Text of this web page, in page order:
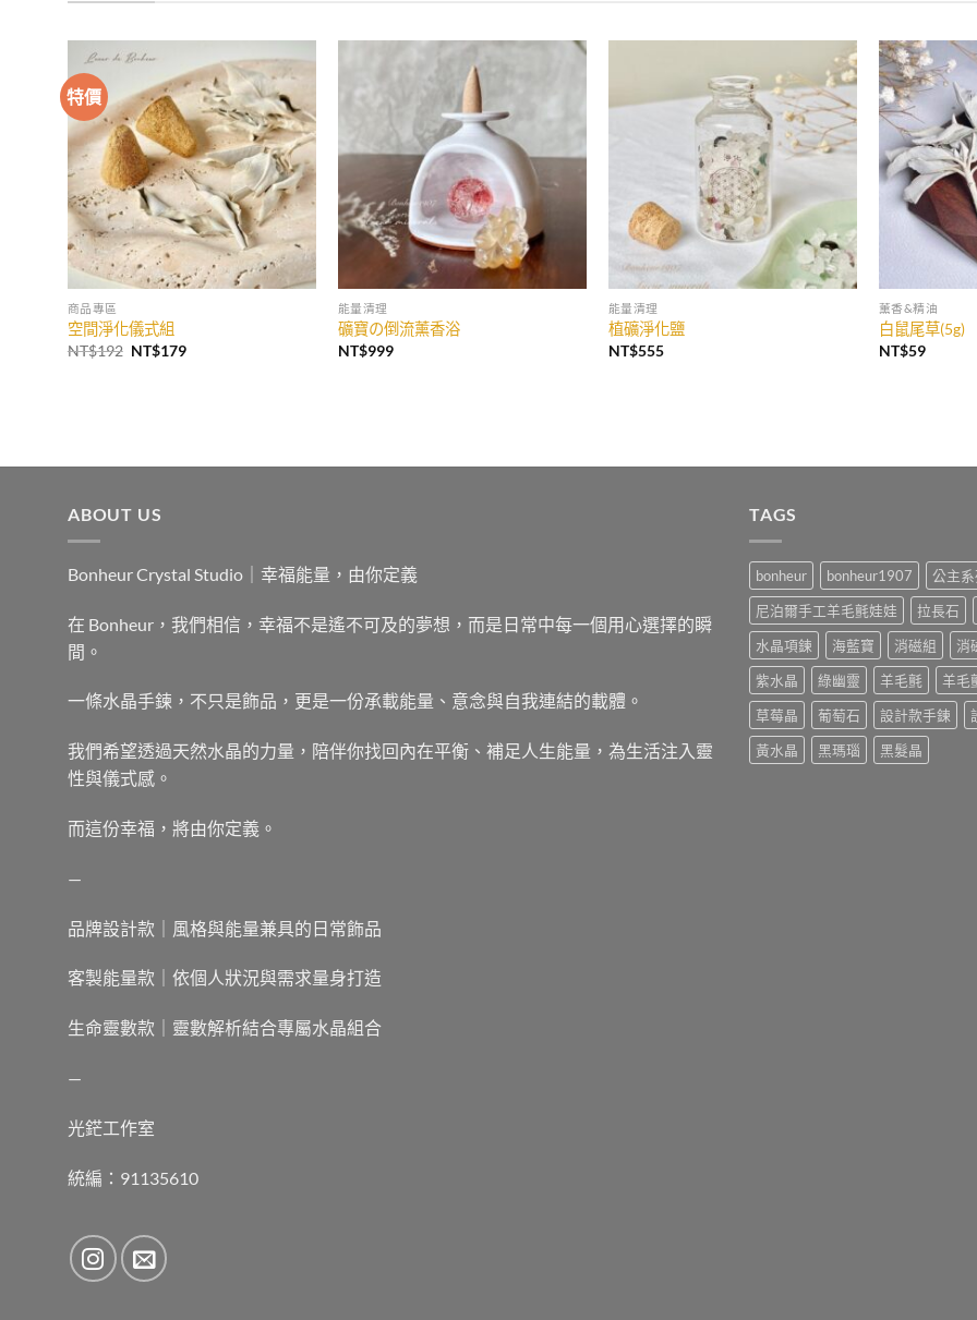
特價
加入
收藏
商品專區
空間淨化儀式組
NT$192 原
NT$179目
能量清理
礦寶の倒流薰香浴
NT$999
加入
收藏
能量清理
植礦淨化鹽
NT$555
薰香&精油
白鼠尾草(5g)
NT$59
ABOUT US
Bonheur Crystal Studio｜幸福能量，由你定義
在 Bonheur，我們相信，幸福不是遙不可及的夢想，而是日常中每一個用心選擇的瞬
間。
一條水晶手鍊，不只是飾品，更是一份承載能量、意念與自我連結的載體。
我們希望透過天然水晶的力量，陪伴你找回內在平衡、補足人生能量，為生活注入靈
性與儀式感。
而這份幸福，將由你定義。
—
品牌設計款｜風格與能量兼具的日常飾品
客製能量款｜依個人狀況與需求量身打造
生命靈數款｜靈數解析結合專屬水晶組合
—
光鋩工作室
統編：91135610
TAGS
bonheur bonheur1907 公主系
尼泊爾手工羊毛氈娃娃
拉長石
水晶項鍊
海藍寶 消磁組 消
紫水晶
綠幽靈 羊毛氈 羊毛
草莓晶
葡萄石 設計款手鍊
黃水晶
黑瑪瑙 黑髮晶